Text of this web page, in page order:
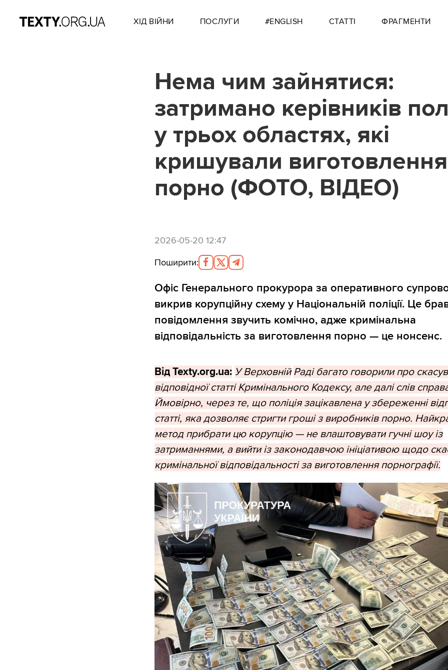
ХІД ВІЙНИ ПОСЛУГИ #ENGLISH СТАТТІ ФРАГМЕНТИ
Нема чим зайнятися:
затримано керівників
у трьох областях, які
кришували виготовлення
порно (ФОТО, ВІДЕО)
2026-05-20 12:47
Поширити:
Офіс Генерального прокурора за оперативного
викрив корупційну схему у Національній поліції. Це
повідомлення звучить комічно, адже кримінальна
відповідальність за виготовлення порно — це нонсенс.
Від Texty.org.ua: У Верховній Раді багато говорили про
відповідної статті Кримінального Кодексу, але далі слів
Ймовірно, через те, що поліція зацікавлена у збереженні
статті, яка дозволяє стригти гроші з виробників порно.
метод прибрати цю корупцію — не влаштовувати гучні шоу із
затриманнями, а вийти із законодавчою ініціативою щодо
кримінальної відповідальності за виготовлення порнографії.